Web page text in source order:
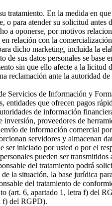
tratamiento. En la medida en
para atender su solicitud
oponerse, por motivos
relación con la
dicho marketing, incluida la
de sus datos personales se
sin que ello afecte a la
reclamación ante la autoridad
Servicios de Información y
que ofrecen pagos
de información
proveedores de
de información comercial
servidores y almacenan
iniciado por usted o por el
pueden ser
del tratamiento podrá
la situación, la base jurídica
del tratamiento de
(art. 6, apartado 1, letra f) del
f) del RGPD).